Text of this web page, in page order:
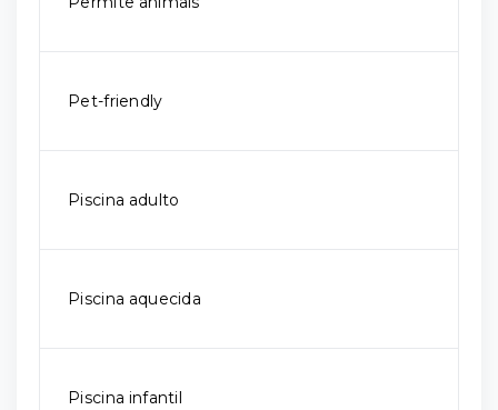
Pet-friendly
Piscina adulto
Piscina aquecida
Piscina infantil